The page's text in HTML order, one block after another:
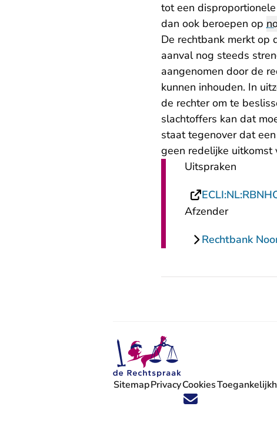
tot een
dan ook beroepen op
De rechtbank merkt op
aanval nog steeds
aangenomen door de
kunnen inhouden. In
de rechter om te
slachtoffers kan dat
staat tegenover dat
geen redelijke uitkomst
Uitspraken
Afzender
Rechtbank
Volg ons op X (Twitter) - U verlaat
Volg ons op Facebook - U verlaat
Volg ons op Instagram - U
Volg ons op Youtube - U
Volg ons op LinkedIn - U
'Blijf op de hoogte'
SitemapPrivacyCookies